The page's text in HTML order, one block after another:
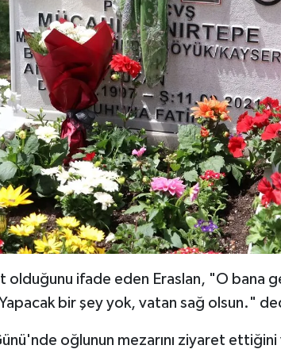
olduğunu ifade eden Eraslan, "O bana
bir şey yok, vatan sağ olsun."
oğlunun mezarını ziyaret